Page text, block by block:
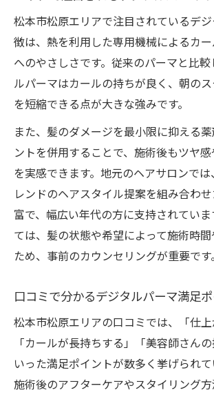
松本市松原エリアで注目されているデ
徴は、熱を利用した専用機械によるカ
へのやさしさです。従来のパーマと比
ルパーマはカールの持ちが良く、朝の
を短縮できる点が大きな強みです。
また、髪のダメージを最小限に抑える
ントを併用することで、施術後もツヤ
を実感できます。地元のヘアサロンで
レンドのヘアスタイル提案を組み合わ
富で、幅広い年代の方に支持されてい
ては、髪の状態や希望によって施術時
ため、事前のカウンセリングが重要です。
口コミで分かるデジタルパーマ満足
松本市松原エリアの口コミでは、「仕上
「カールが長持ちする」「美容師さん
いった満足ポイントが数多く挙げられて
施術後のアフターケアやスタイリング